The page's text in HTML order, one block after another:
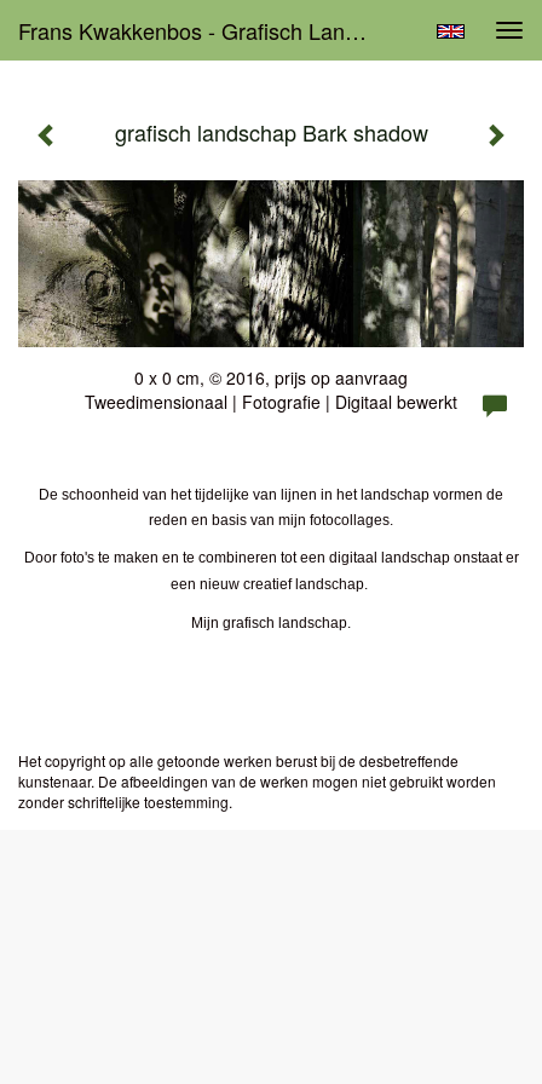
Frans Kwakkenbos - Grafisch Landschap Bark Shadow
grafisch landschap Bark shadow
0 x 0 cm, © 2016, prijs op aanvraag
Tweedimensionaal | Fotografie | Digitaal bewerkt
De schoonheid van het tijdelijke van lijnen in het landschap vormen de
reden en basis van mijn fotocollages.
Door foto's te maken en te combineren tot een digitaal landschap onstaat er
een nieuw creatief landschap.
Mijn grafisch landschap.
Het copyright op alle getoonde werken berust bij de desbetreffende
kunstenaar. De afbeeldingen van de werken mogen niet gebruikt worden
zonder schriftelijke toestemming.